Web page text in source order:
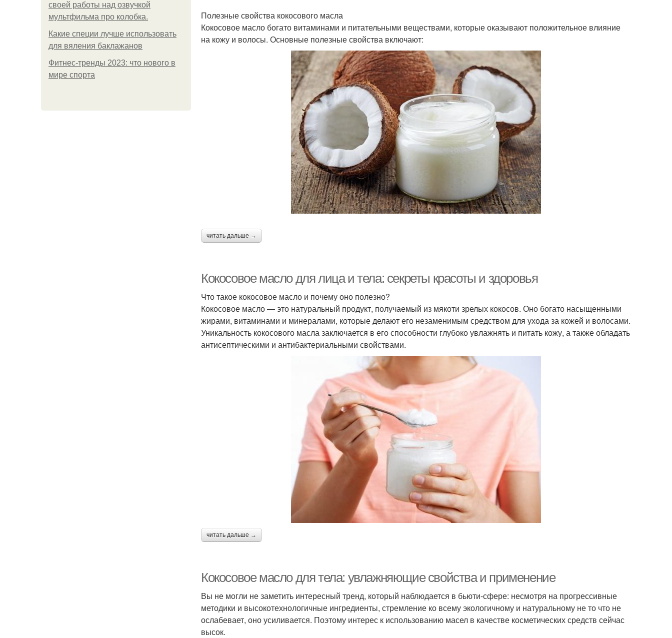
своей работы над озвучкой
мультфильма про колобка.
Какие специи лучше использовать
для вяления баклажанов
Фитнес-тренды 2023: что нового в
мире спорта
Масло для увлажнения Масло для смягчения
Полезные свойства кокосового масла
Кокосовое масло богато витаминами и питательными веществами, которые оказывают положительное влияние
на кожу и волосы. Основные полезные свойства включают:
читать дальше →
Кокосовое масло для лица и тела: секреты красоты и здоровья
Что такое кокосовое масло и почему оно полезно?
Кокосовое масло — это натуральный продукт, получаемый из мякоти зрелых кокосов. Оно богато насыщенными
жирами, витаминами и минералами, которые делают его незаменимым средством для ухода за кожей и волосами.
Уникальность кокосового масла заключается в его способности глубоко увлажнять и питать кожу, а также обладать
антисептическими и антибактериальными свойствами.
читать дальше →
Кокосовое масло для тела: увлажняющие свойства и применение
Вы не могли не заметить интересный тренд, который наблюдается в бьюти-сфере: несмотря на прогрессивные
методики и высокотехнологичные ингредиенты, стремление ко всему экологичному и натуральному не то что не
ослабевает, оно усиливается. Поэтому интерес к использованию масел в качестве косметических средств сейчас
высок.